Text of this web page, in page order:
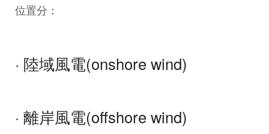
位置分：
· 陸域風電(onshore wind)
· 離岸風電(offshore wind)